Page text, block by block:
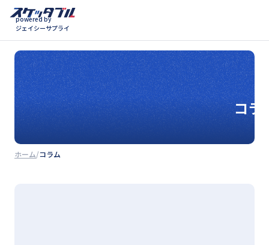
powered by
ジェイシーサプライ
コラ
ホーム コラム